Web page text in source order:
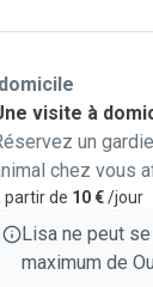
visite à
un
chez vous
partir de 10 €/jour
Lisa ne peut
maximum de